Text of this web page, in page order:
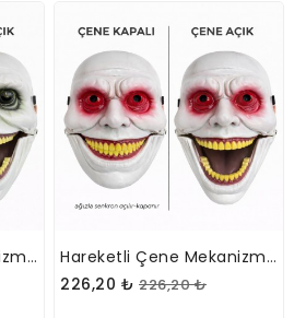
Hareketli Çene Mekanizmalı Yeşil Korku Maskesi
Hareketli Çene Mekanizmalı Kırmızı Korku Maskesi
226,20 ₺ 226,20 ₺